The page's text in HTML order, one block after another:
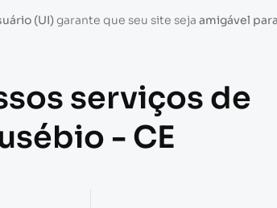
(UI)garante que seu site seja amigável
serviços de
- CE